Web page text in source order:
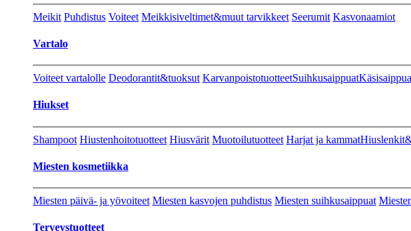
Meikit Puhdistus Voiteet Meikkisiveltimet&muut tarvikkeet Seerumit Kasvonaamiot
Vartalo
Voiteet vartalolle Deodorantit&tuoksut KarvanpoistotuotteetSuihkusaippuat
Hiukset
Shampoot Hiustenhoitotuotteet Hiusvärit Muotoilutuotteet Harjat ja kammat
Miesten kosmetiikka
Miesten päivä- ja yövoiteet Miesten kasvojen puhdistus Miesten suihkusaippuat
Terveystuotteet